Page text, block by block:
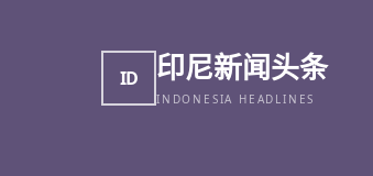
ID 印尼新闻头条
INDONESIA HEADLINES